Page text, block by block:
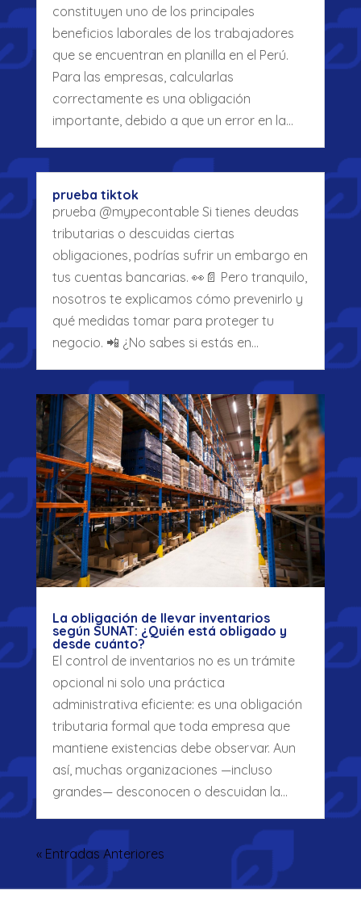
constituyen uno de los principales
beneficios laborales de los trabajadores
que se encuentran en planilla en el Perú.
Para las empresas, calcularlas
correctamente es una obligación
importante, debido a que un error en la…
prueba tiktok
prueba @mypecontable Si tienes deudas
tributarias o descuidas ciertas
obligaciones, podrías sufrir un embargo en
tus cuentas bancarias. 👀📄 Pero tranquilo,
nosotros te explicamos cómo prevenirlo y
qué medidas tomar para proteger tu
negocio. 📲 ¿No sabes si estás en…
La obligación de llevar inventarios
según SUNAT: ¿Quién está obligado y
desde cuánto?
El control de inventarios no es un trámite
opcional ni solo una práctica
administrativa eficiente: es una obligación
tributaria formal que toda empresa que
mantiene existencias debe observar. Aun
así, muchas organizaciones —incluso
grandes— desconocen o descuidan la…
« Entradas Anteriores